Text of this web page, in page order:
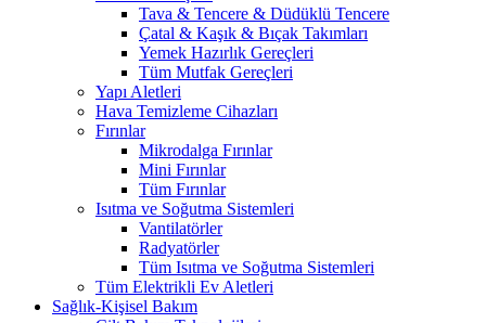
Tava & Tencere & Düdüklü Tencere
Çatal & Kaşık & Bıçak Takımları
Yemek Hazırlık Gereçleri
Tüm Mutfak Gereçleri
Yapı Aletleri
Hava Temizleme Cihazları
Fırınlar
Mikrodalga Fırınlar
Mini Fırınlar
Tüm Fırınlar
Isıtma ve Soğutma Sistemleri
Vantilatörler
Radyatörler
Tüm Isıtma ve Soğutma Sistemleri
Tüm Elektrikli Ev Aletleri
Sağlık-Kişisel Bakım